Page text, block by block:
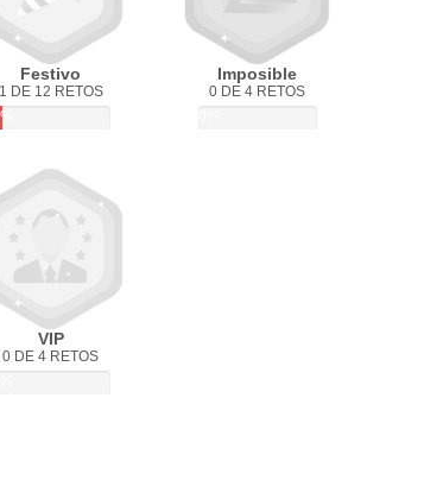
Festivo
1 DE 12 RETOS
Imposible
0 DE 4 RETOS
VIP
0 DE 4 RETOS